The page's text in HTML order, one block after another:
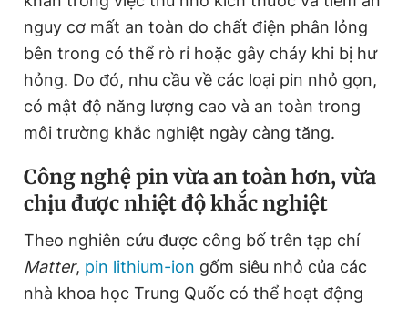
Giấy phép xuất bản số 110/GP - BTTTT cấp ngày 24.3.2020
© 2003-2026 Bản quyền thuộc về Báo Thanh Niên. Cấm sao
chép dưới mọi hình thức nếu không có sự chấp thuận bằng văn
bản. Phát triển bởi ePi Technologies, JSC.
nguy cơ mất an toàn do chất điện phân lỏng
bên trong có thể rò rỉ hoặc gây cháy khi bị hư
hỏng. Do đó, nhu cầu về các loại pin nhỏ gọn,
có mật độ năng lượng cao và an toàn trong
môi trường khắc nghiệt ngày càng tăng.
Công nghệ pin vừa an toàn hơn, vừa
chịu được nhiệt độ khắc nghiệt
Theo nghiên cứu được công bố trên tạp chí
Matter, pin lithium-ion gốm siêu nhỏ của các
nhà khoa học Trung Quốc có thể hoạt động